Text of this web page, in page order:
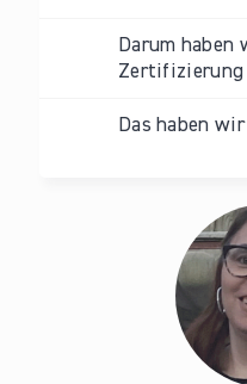
Darum haben
Zertifizierung
Das haben